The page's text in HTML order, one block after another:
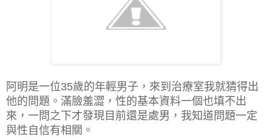
阿明是一位35歲的年輕男子，來到治療室我就猜得出
他的問題。滿臉羞澀，性的基本資料一個也填不出
來，一問之下才發現目前還是處男，我知道問題一定
與性自信有相關。